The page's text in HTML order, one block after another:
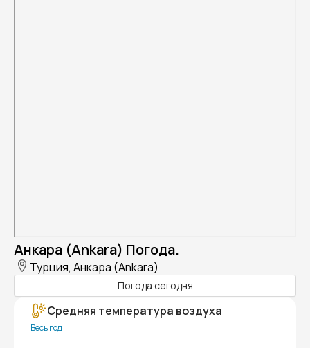
Анкара (Ankara) Погода.
Турция, Анкара (Ankara)
Погода сегодня
Средняя температура воздуха
Весь год